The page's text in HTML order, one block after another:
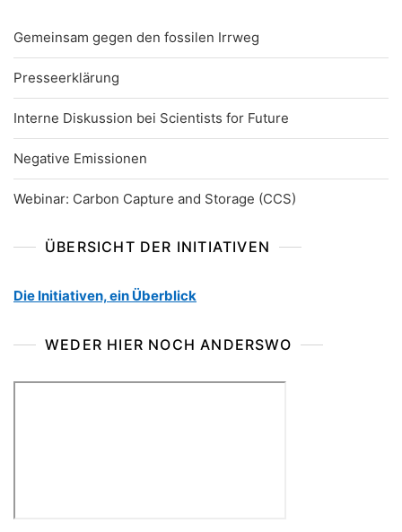
Gemeinsam gegen den fossilen Irrweg
Presseerklärung
Interne Diskussion bei Scientists for Future
Negative Emissionen
Webinar: Carbon Capture and Storage (CCS)
ÜBERSICHT DER INITIATIVEN
Die Initiativen, ein Überblick
WEDER HIER NOCH ANDERSWO